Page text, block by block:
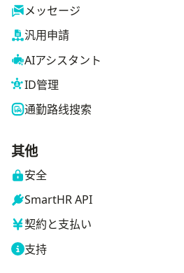
メッセージ
汎用申請
AIアシスタント
ID管理
通勤路线搜索
其他
安全
SmartHR API
契約と支払い
支持